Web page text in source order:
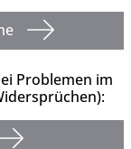
Problemen im